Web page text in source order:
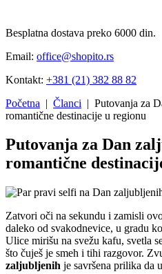
Besplatna dostava preko 6000 din.
Email: office@shopito.rs
Kontakt: +381 (21) 382 88 82
Početna | Članci | Putovanja za
romantične destinacije u regionu
Putovanja za Dan
romantične
Zatvori oči na sekundu i zamisli
daleko od svakodnevice, u gradu
Ulice mirišu na svežu kafu, svetla
što čuješ je smeh i tihi razgovor.
zaljubljenih je savršena prilika da